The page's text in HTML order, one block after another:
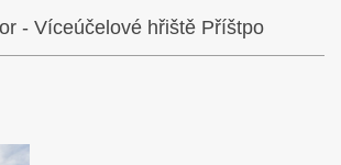
- Víceúčelové hřiště Příštpo